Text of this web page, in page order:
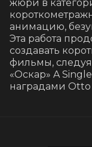
жюри в
анимацию,
Эта работа
создавать
фильмы,
«Оскар» A
наградами Otto